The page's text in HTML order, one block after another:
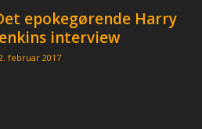
epokegørende Harry
interview
februar 2017